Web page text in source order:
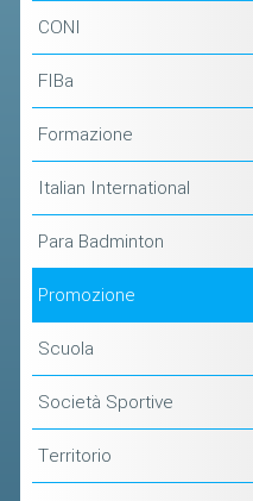
CONI
FIBa
Formazione
Italian International
Para Badminton
Promozione
Scuola
Società Sportive
Territorio